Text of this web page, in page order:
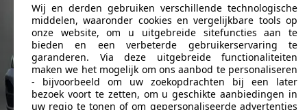
Wij en derden gebruiken verschillende technologische
middelen, waaronder cookies en vergelijkbare tools op
onze website, om u uitgebreide sitefuncties aan te
bieden en een verbeterde gebruikerservaring te
garanderen. Via deze uitgebreide functionaliteiten
maken we het mogelijk om ons aanbod te personaliseren
- bijvoorbeeld om uw zoekopdrachten bij een later
bezoek voort te zetten, om u geschikte aanbiedingen in
uw regio te tonen of om gepersonaliseerde advertenties